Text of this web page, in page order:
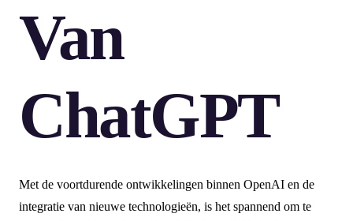
Van
ChatGPT
Met de voortdurende ontwikkelingen binnen OpenAI en de
integratie van nieuwe technologieën, is het spannend om te